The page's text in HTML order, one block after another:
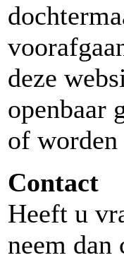
deze
openbaar
of worden
Contact
Heeft u
neem